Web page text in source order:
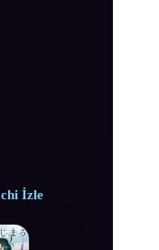
İzle